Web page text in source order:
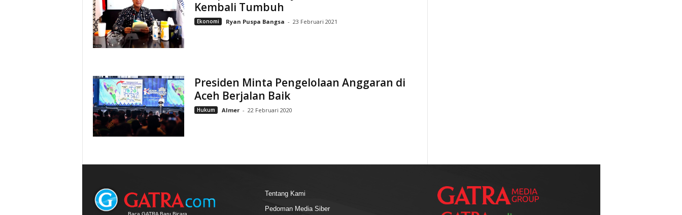
Kembali Tumbuh
Ekonomi Ryan Puspa Bangsa - 23 Februari 2021
Presiden Minta Pengelolaan Anggaran di
Aceh Berjalan Baik
Hukum Almer - 22 Februari 2020
Tentang Kami
Pedoman Media Siber